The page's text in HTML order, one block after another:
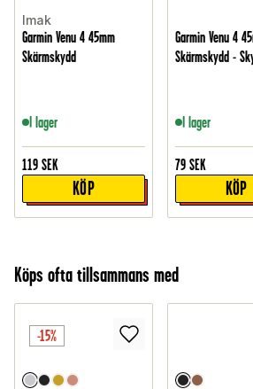
Imak
Garmin Venu 4 45mm
Skärmskydd
I lager
119 SEK
KÖP
Garmin Venu 4
Skärmskydd -
I lager
79 SEK
KÖP
Köps ofta tillsammans med
-15%